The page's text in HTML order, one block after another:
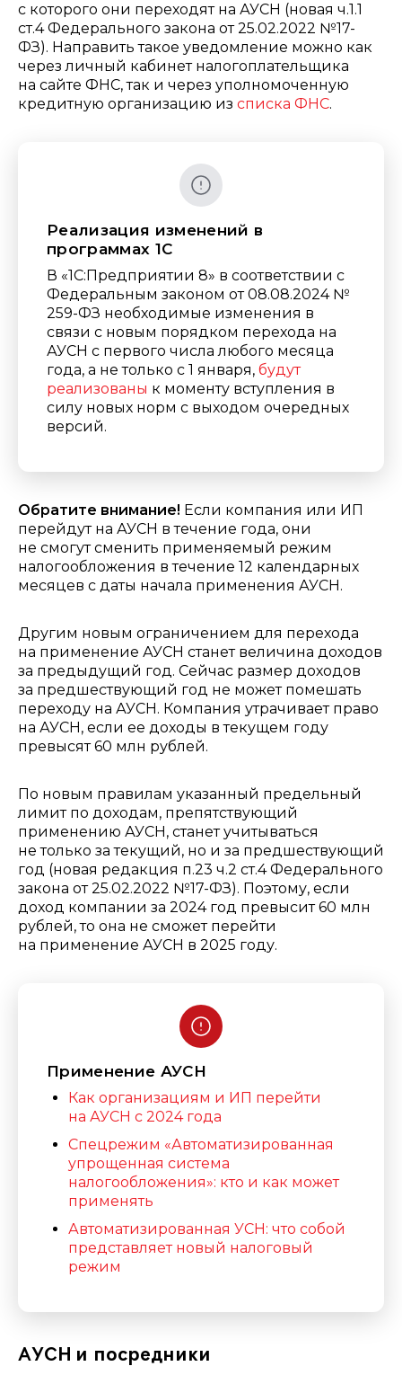
с которого они переходят на АУСН (новая ч.1.1
ст.4 Федерального закона от 25.02.2022 №17-
ФЗ). Направить такое уведомление можно как
через личный кабинет налогоплательщика
на сайте ФНС, так и через уполномоченную
кредитную организацию из списка ФНС.
Реализация изменений в
программах 1С
В «1С:Предприятии 8» в соответствии с
Федеральным законом от 08.08.2024 №
259-ФЗ необходимые изменения в
связи с новым порядком перехода на
АУСН с первого числа любого месяца
года, а не только с 1 января, будут
реализованы к моменту вступления в
силу новых норм с выходом очередных
версий.
Обратите внимание! Если компания или ИП
перейдут на АУСН в течение года, они
не смогут сменить применяемый режим
налогообложения в течение 12 календарных
месяцев с даты начала применения АУСН.
Другим новым ограничением для перехода
на применение АУСН станет величина доходов
за предыдущий год. Сейчас размер доходов
за предшествующий год не может помешать
переходу на АУСН. Компания утрачивает право
на АУСН, если ее доходы в текущем году
превысят 60 млн рублей.
По новым правилам указанный предельный
лимит по доходам, препятствующий
применению АУСН, станет учитываться
не только за текущий, но и за предшествующий
год (новая редакция п.23 ч.2 ст.4 Федерального
закона от 25.02.2022 №17-ФЗ). Поэтому, если
доход компании за 2024 год превысит 60 млн
рублей, то она не сможет перейти
на применение АУСН в 2025 году.
Применение АУСН
Как организациям и ИП перейти
на АУСН с 2024 года
Спецрежим «Автоматизированная
упрощенная система
налогообложения»: кто и как может
применять
Автоматизированная УСН: что собой
представляет новый налоговый
режим
АУСН и посредники